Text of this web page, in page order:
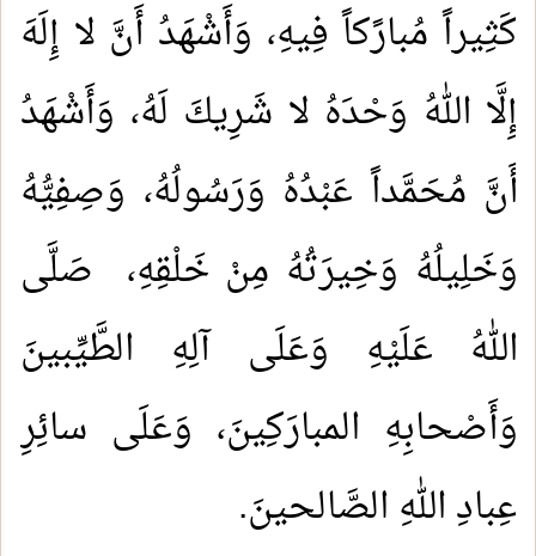
كَثِيراً مُبارًكاً فِيهِ، وَأَشْهَدُ أَنَّ لا إِلَهَ
إِلَّا اللهُ وَحْدَهُ لا شَرِيكَ لَهُ، وَأَشْهَدُ
أَنَّ مُحَمَّداً عَبْدُهُ وَرَسُولُهُ، وَصِفِيُّهُ
وَخَلِيلُهُ وَخِيرَتُهُ مِنْ خَلْقِهِ، صَلَّى
اللهُ عَلَيْهِ وَعَلَى آلِهِ الطَّيِّبينَ
وَأَصْحابِهِ المبارَكِينَ، وَعَلَى سائِرِ
عِبادِ اللهِ الصَّالحينَ.